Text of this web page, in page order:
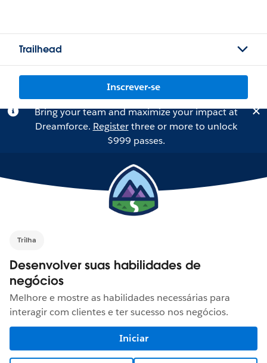
Trailhead
Inscrever-se
Bring your team and maximize your impact at
Dreamforce. Registerthree or more to unlock
$999 passes.
Trilha
Desenvolver suas habilidades de
negócios
Melhore e mostre as habilidades necessárias para
interagir com clientes e ter sucesso nos negócios.
Iniciar